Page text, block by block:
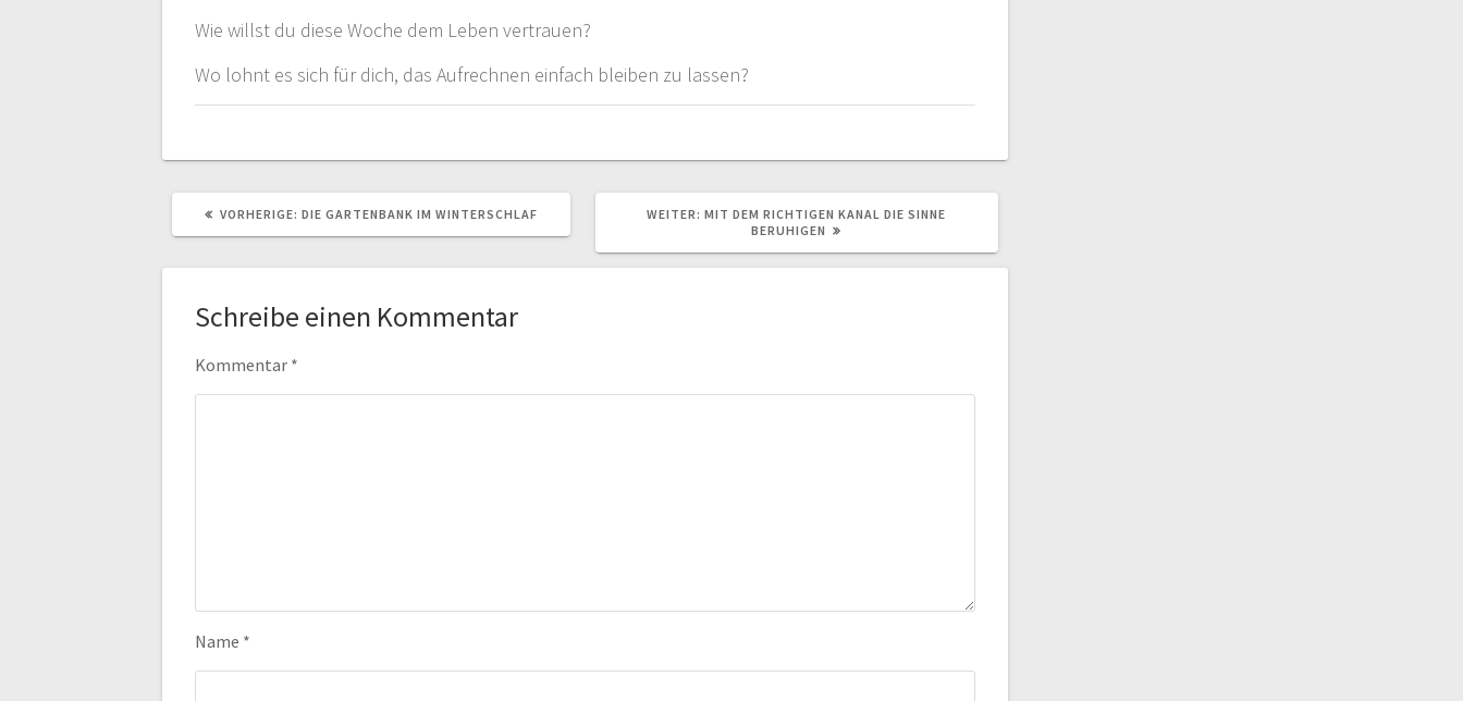
Wie willst du diese Woche dem Leben vertrauen?
Wo lohnt es sich für dich, das Aufrechnen einfach bleiben zu lassen?
VORHERIGE: VORHERIGER
DIE GARTENBANK IM WINTERSCHLAF WEITER: NÄCHSTER
BEITRAG:
MIT DEM RICHTIGEN KANAL DIE SINNE
BERUHIGEN
Schreibe einen Kommentar
Kommentar *
Name *